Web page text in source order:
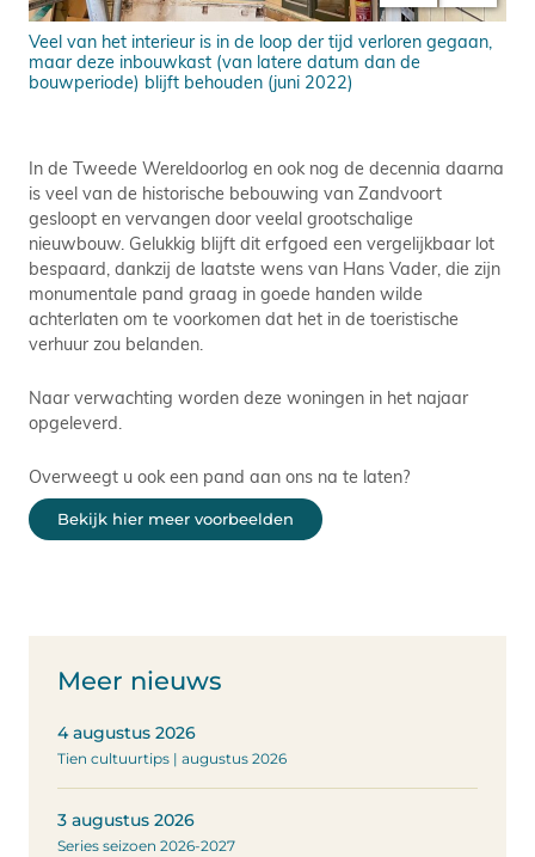
Veel van het interieur is in de loop der tijd verloren gegaan,
maar deze inbouwkast (van latere datum dan de
bouwperiode) blijft behouden (juni 2022)
In de Tweede Wereldoorlog en ook nog de decennia daarna
is veel van de historische bebouwing van Zandvoort
gesloopt en vervangen door veelal grootschalige
nieuwbouw. Gelukkig blijft dit erfgoed een vergelijkbaar lot
bespaard, dankzij de laatste wens van Hans Vader, die zijn
monumentale pand graag in goede handen wilde
achterlaten om te voorkomen dat het in de toeristische
verhuur zou belanden.
Naar verwachting worden deze woningen in het najaar
opgeleverd.
Overweegt u ook een pand aan ons na te laten?
Bekijk hier meer voorbeelden
Meer nieuws
4 augustus 2026
Tien cultuurtips | augustus 2026
3 augustus 2026
Series seizoen 2026-2027